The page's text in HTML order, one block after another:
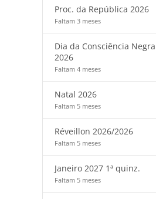
Proc. da República 2026
Faltam 3 meses
Dia da Consciência Negra
2026
Faltam 4 meses
Natal 2026
Faltam 5 meses
Réveillon 2026/2026
Faltam 5 meses
Janeiro 2027 1ª quinz.
Faltam 5 meses